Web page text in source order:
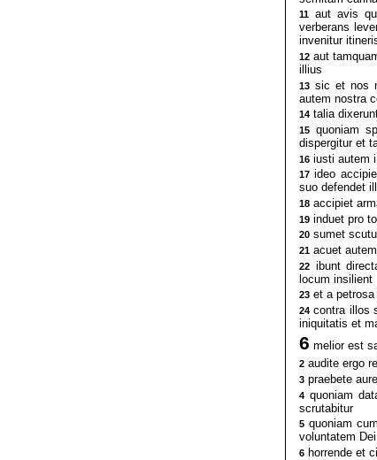
11 aut avis
verberans
invenitur
12 aut
illius
13 sic et nos
autem nostra
14 talia
15 quoniam
dispergitur et
16 iusti autem
17 ideo
suo defendet
18 accipiet
19 induet pro
20 sumet
21 acuet
22 ibunt
locum insilient
23 et a
24 contra illos
iniquitatis et
6 melior est
2 audite ergo
3 praebete
4 quoniam
scrutabitur
5 quoniam
voluntatem
6 horrende et